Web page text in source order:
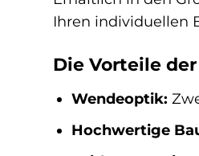
Ihren individuellen
Die Vorteile
Wendeoptik:
Hochwertige